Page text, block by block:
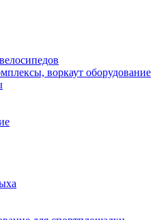
воркаут оборудование